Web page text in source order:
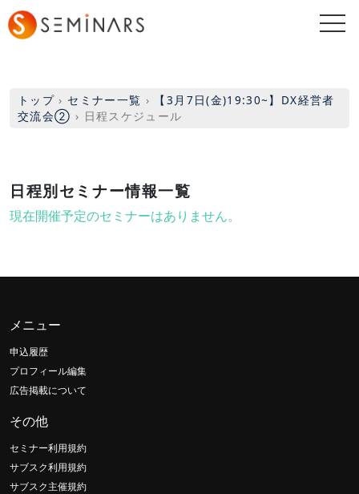
トップ › セミナー一覧 ›
【3月7日(金)19:30~】DX経営者
交流会② › 日程スケジュール
日程別セミナー情報一覧
現在開催予定のセミナーはありません。
メニュー
申込履歴
プロフィール編集
広告掲載について
その他
セミナー利用規約
サブスク利用規約
サブスク主催規約